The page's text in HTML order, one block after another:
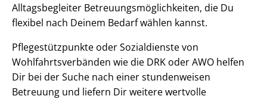
Alltagsbegleiter Betreuungsmöglichkeiten, die Du
flexibel nach Deinem Bedarf wählen kannst.
Pflegestützpunkte oder Sozialdienste von
Wohlfahrtsverbänden wie die DRK oder AWO helfen
Dir bei der Suche nach einer stundenweisen
Betreuung und liefern Dir weitere wertvolle